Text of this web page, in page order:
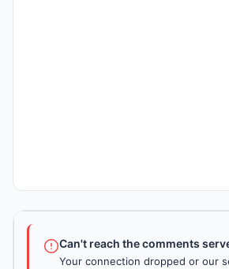
Can't reach the comments
Your connection dropped or our